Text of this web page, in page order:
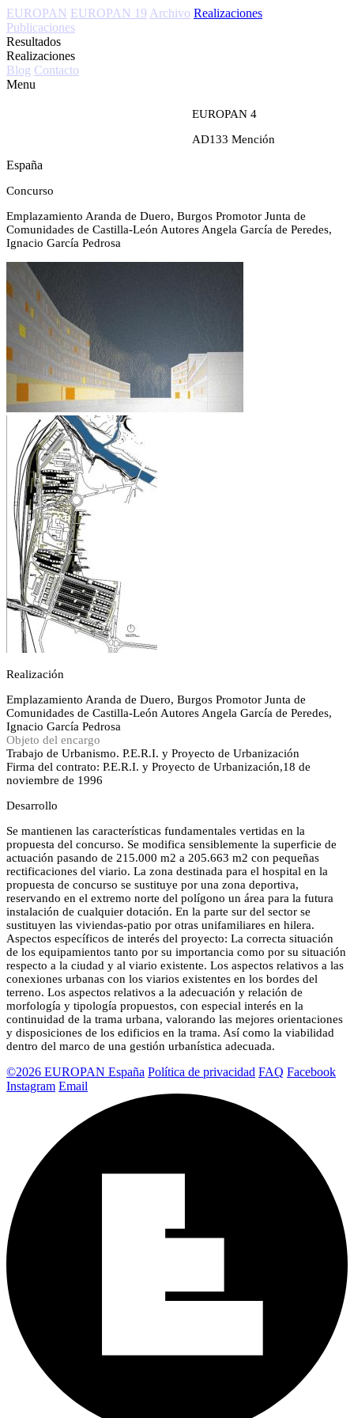
EUROPAN EUROPAN 19 Archivo Realizaciones
Publicaciones
Resultados
Realizaciones
Blog Contacto
Menu
EUROPAN 4
AD133 Mención
España
Concurso
Emplazamiento Aranda de Duero, Burgos Promotor Junta de
Comunidades de Castilla-León Autores Angela García de Peredes,
Ignacio García Pedrosa
Realización
Emplazamiento Aranda de Duero, Burgos Promotor Junta de
Comunidades de Castilla-León Autores Angela García de Peredes,
Ignacio García Pedrosa
Objeto del encargo
Trabajo de Urbanismo. P.E.R.I. y Proyecto de Urbanización
Firma del contrato: P.E.R.I. y Proyecto de Urbanización,18 de
noviembre de 1996
Desarrollo
Se mantienen las características fundamentales vertidas en la
propuesta del concurso. Se modifica sensiblemente la superficie de
actuación pasando de 215.000 m2 a 205.663 m2 con pequeñas
rectificaciones del viario. La zona destinada para el hospital en la
propuesta de concurso se sustituye por una zona deportiva,
reservando en el extremo norte del polígono un área para la futura
instalación de cualquier dotación. En la parte sur del sector se
sustituyen las viviendas-patio por otras unifamiliares en hilera.
Aspectos específicos de interés del proyecto: La correcta situación
de los equipamientos tanto por su importancia como por su situación
respecto a la ciudad y al viario existente. Los aspectos relativos a las
conexiones urbanas con los viarios existentes en los bordes del
terreno. Los aspectos relativos a la adecuación y relación de
morfología y tipología propuestos, con especial interés en la
continuidad de la trama urbana, valorando las mejores orientaciones
y disposiciones de los edificios en la trama. Así como la viabilidad
dentro del marco de una gestión urbanística adecuada.
©2026 EUROPAN España Política de privacidad FAQ Facebook
Instagram Email